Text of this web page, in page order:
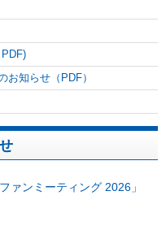
お知らせ（PDF）
ァンミーティング 2026」